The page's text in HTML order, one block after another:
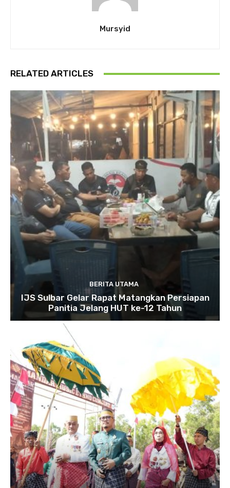
Mursyid
RELATED ARTICLES
BERITA UTAMA
IJS Sulbar Gelar Rapat Matangkan Persiapan
Panitia Jelang HUT ke-12 Tahun